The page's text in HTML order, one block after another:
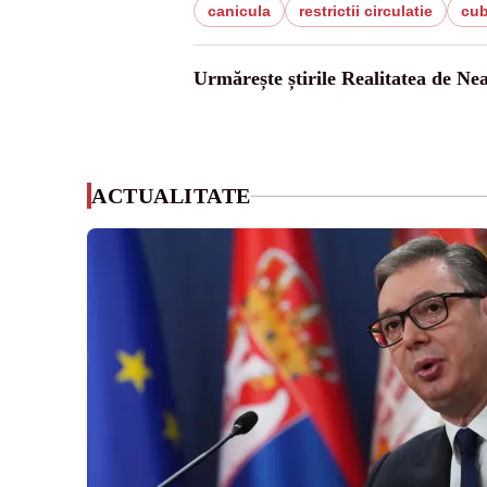
canicula restrictii circulatie
Urmărește știrile Realitatea de
ACTUALITATE